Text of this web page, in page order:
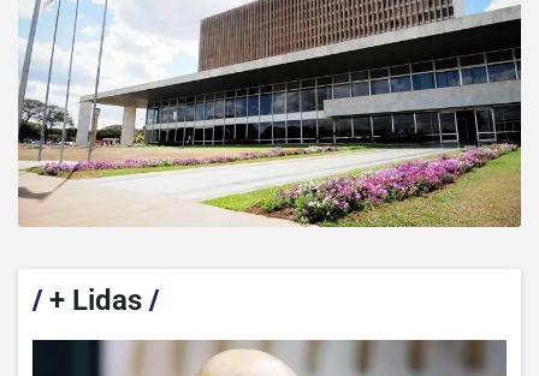
/+ Lidas /